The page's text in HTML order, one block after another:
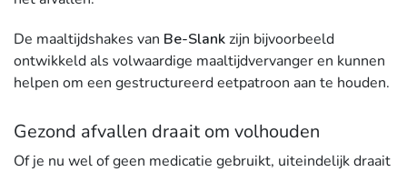
De maaltijdshakes van Be-Slankzijn bijvoorbeeld
ontwikkeld als volwaardige maaltijdvervanger en kunnen
helpen om een gestructureerd eetpatroon aan te houden.
Gezond afvallen draait om volhouden
Of je nu wel of geen medicatie gebruikt, uiteindelijk draait